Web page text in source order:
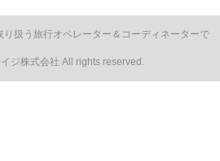
扱う旅行オペレーター＆コーディネーターで
ジ株式会社 All rights reserved.